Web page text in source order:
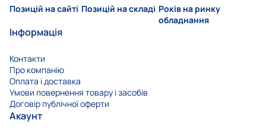
Років на ринку
обладнання
Позицій на складі
Позицій на сайті
Інформація
Контакти
Про компанію
Оплата і доставка
Умови повернення товару і засобів
Договір публічної оферти
Акаунт